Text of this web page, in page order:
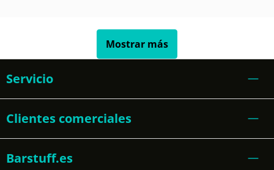
Mostrar más
Servicio
Clientes comerciales
Barstuff.es